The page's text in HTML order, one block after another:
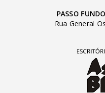
PASSO
Rua General